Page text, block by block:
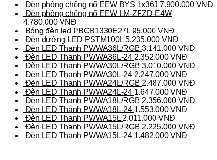
Đèn phòng chống nổ EEW BYS 1x36J 7.900.000 VNĐ
Đèn phòng chống nổ EEW LM-ZFZD-E4W
4.780.000 VNĐ
Bóng đèn led PBCB1330E27L 95.000 VNĐ
Đèn đường LED PSTM100L 5.235.000 VNĐ
Đèn LED Thanh PWWA36L/RGB 3.141.000 VNĐ
Đèn LED Thanh PWWA36L-24 2.352.000 VNĐ
Đèn LED Thanh PWWA30L/RGB 3.010.000 VNĐ
Đèn LED Thanh PWWA30L-24 2.247.000 VNĐ
Đèn LED Thanh PWWA24L/RGB 2.487.000 VNĐ
Đèn LED Thanh PWWA24L-24 1.647.000 VNĐ
Đèn LED Thanh PWWA18L/RGB 2.356.000 VNĐ
Đèn LED Thanh PWWA18L-24 1.553.000 VNĐ
Đèn LED Thanh PWWA15L 2.011.000 VNĐ
Đèn LED Thanh PWWA15L/RGB 2.225.000 VNĐ
Đèn LED Thanh PWWA15L-24 1.482.000 VNĐ